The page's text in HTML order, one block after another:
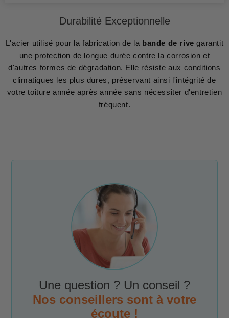
Durabilité Exceptionnelle
L'acier utilisé pour la fabrication de la bande de rivegarantit
une protection de longue durée contre la corrosion et
d'autres formes de dégradation. Elle résiste aux conditions
climatiques les plus dures, préservant ainsi l'intégrité de
votre toiture année après année sans nécessiter d'entretien
fréquent.
Une question ? Un conseil ?
Nos conseillers sont à votre
écoute !